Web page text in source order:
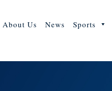
About Us News Sports